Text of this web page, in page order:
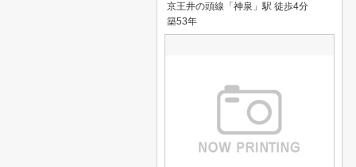
京王井の頭線「神泉」駅 徒歩4分
築53年